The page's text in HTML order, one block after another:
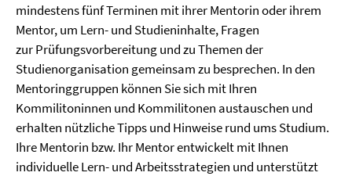
mindestens fünf Terminen mit ihrer Mentorin oder ihrem
Mentor, um Lern- und Studieninhalte, Fragen
zur Prüfungsvorbereitung und zu Themen der
Studienorganisation gemeinsam zu besprechen. In den
Mentoringgruppen können Sie sich mit Ihren
Kommilitoninnen und Kommilitonen austauschen und
erhalten nützliche Tipps und Hinweise rund ums Studium.
Ihre Mentorin bzw. Ihr Mentor entwickelt mit Ihnen
individuelle Lern- und Arbeitsstrategien und unterstützt